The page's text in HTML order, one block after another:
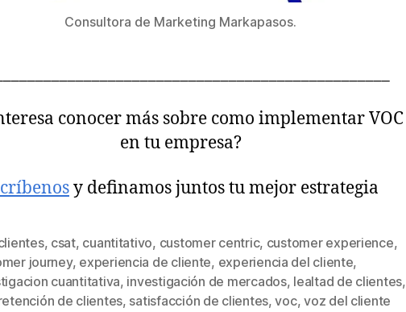
Consultora de Marketing Markapasos.
conocer más sobre como implementar VOC
en tu empresa?
y definamos juntos tu mejor estrategia
, csat, cuantitativo, customer centric, customer experience,
journey, experiencia de cliente, experiencia del cliente,
cuantitativa, investigación de mercados, lealtad de clientes,
de clientes, satisfacción de clientes,voc,voz del cliente